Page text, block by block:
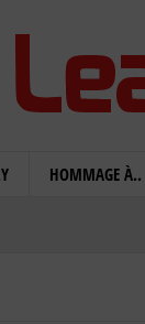
HOMMAGE À..